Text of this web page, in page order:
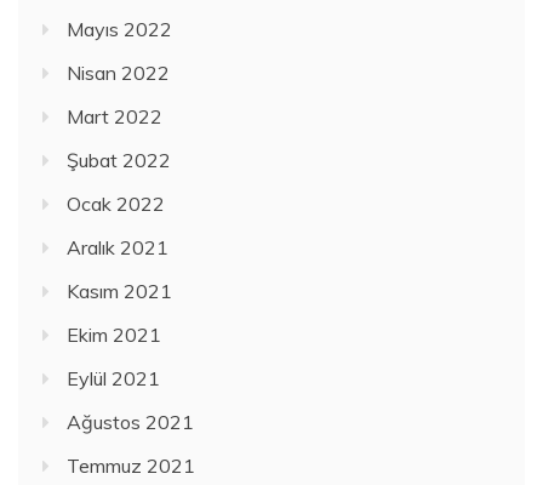
Mayıs 2022
Nisan 2022
Mart 2022
Şubat 2022
Ocak 2022
Aralık 2021
Kasım 2021
Ekim 2021
Eylül 2021
Ağustos 2021
Temmuz 2021